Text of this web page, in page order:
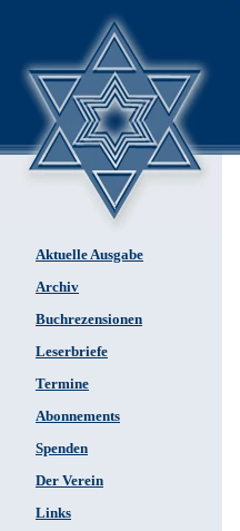
Aktuelle Ausgabe
Archiv
Buchrezensionen
Leserbriefe
Termine
Abonnements
Spenden
Der Verein
Links